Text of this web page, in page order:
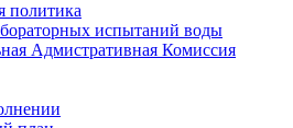
политика
испытаний воды
Адмистративная Комиссия